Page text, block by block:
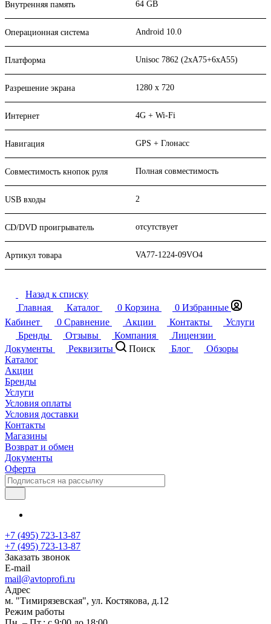
Внутренняя память 64 GB
Операционная система Android 10.0
Платформа Unisoc 7862 (2xA75+6xA55)
Разрешение экрана 1280 x 720
Интернет 4G + Wi-Fi
Навигация GPS + Глонасс
Совместимость кнопок руля Полная совместимость
USB входы 2
CD/DVD проигрыватель отсутствует
Артикул товара VA77-1224-09VO4
Назад к списку
Главная
Каталог 0 Корзина 0 Избранные
Кабинет
0 Сравнение Акции Контакты
Услуги
Бренды
Отзывы Компания
Лицензии
Документы
Реквизиты Поиск Блог
Обзоры
Каталог
Акции
Бренды
Услуги
Условия оплаты
Условия доставки
Контакты
Магазины
Возврат и обмен
Документы
Оферта
+7 (495) 723-13-87
+7 (495) 723-13-87
Заказать звонок
E-mail
mail@avtoprofi.ru
Адрес
м. "Тимирязевская", ул. Костякова, д.12
Режим работы